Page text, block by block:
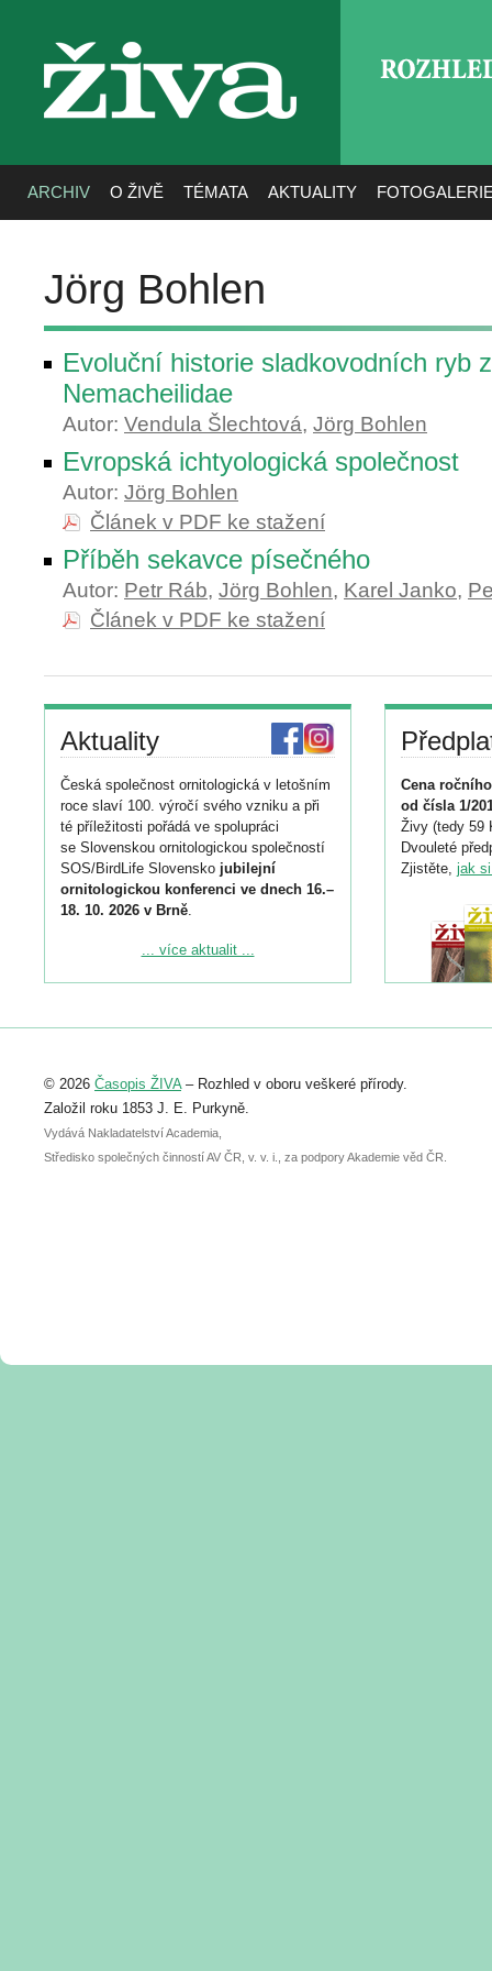
živa
ARCHIV O ŽIVĚ TÉMATA AKTUALITY
Jörg Bohlen
Evoluční historie sladkovodních ryb
Nemacheilidae
Autor: Vendula Šlechtová, Jörg Bohlen
Evropská ichtyologická společnost
Autor: Jörg Bohlen
Článek v PDF ke stažení
Příběh sekavce písečného
Autor: Petr Ráb, Jörg Bohlen, Karel Janko,
Článek v PDF ke stažení
Aktuality
Česká společnost ornitologická v letošním
roce slaví 100. výročí svého vzniku a při
té příležitosti pořádá ve spolupráci
se Slovenskou ornitologickou společností
SOS/BirdLife Slovensko jubilejní
ornitologickou konferenci ve dnech 16.–
18. 10. 2026 v Brně.
Podrobnější informace ke konferenci
Registrovat se můžete do 6. září.
abstraktu přihlášené přednášky nebo
posteru je už 30. června.
... více aktualit ...
Cena
od čísla 1/
Živy (tedy 59
Dvouleté
Zjistěte, jak
© 2026 Časopis ŽIVA– Rozhled v oboru veškeré přírody.
Založil roku 1853 J. E. Purkyně.
Vydává Nakladatelství Academia,
Středisko společných činností AV ČR, v. v. i., za podpory Akademie věd ČR.